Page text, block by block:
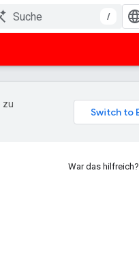
/
zu
War das hilfreich?